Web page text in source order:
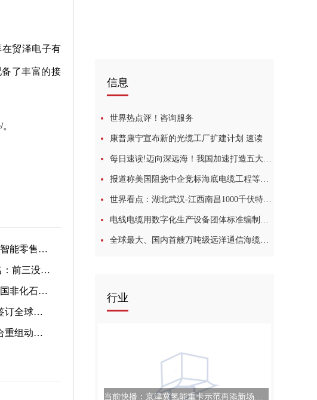
在贸泽电子有
了丰富的接
热头条丨如何利用视觉处理器在可视门铃和智能零售设计中扩展边缘 AI 功能
【焦点热闻】2022全球/中国半导体厂商排名：前三没悬念 长江存储抢眼、华为海思太遗憾
天天要闻：国家电网李明：预计到2023年全国非化石能源发电装机将达到25.7亿千瓦
贸泽与Innovative Sensor Technology IST AG签订全球分销协议 为您带来全新的传感器解决方案 快看点
天天即时：3月12日，萧山环投集团召开整合重组动员大会
信息
世界热点评！咨询服务
康普康宁宣布新的光缆工厂扩建计划 速读
每日速读!迈向深远海！我国加速打造五大海上风电基地
报道称美国阻挠中企竞标海底电缆工程等多个项目，外交部回应
世界看点：湖北武汉-江西南昌1000千伏特高压交流线路工程开启全线首次跨越特高压架线施工
电线电缆用数字化生产设备团体标准编制讨论会议在昂倍兹ABZ举行:天天速看料
全球最大、国内首艘万吨级远洋通信海缆铺设船成功下水
行业
当前快播：京津冀氢能重卡示范再添新场景！未势能源配套氢能重卡交付新天钢集团